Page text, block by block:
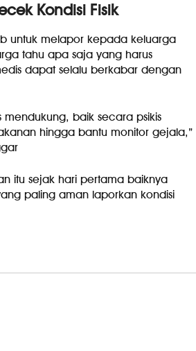
Kondisi Fisik
untuk melapor kepada keluarga
tahu apa saja yang harus
dapat selalu berkabar dengan
baik secara psikis
hingga bantu monitor gejala,”
itu sejak hari pertama baiknya
paling aman laporkan kondisi